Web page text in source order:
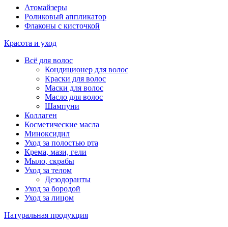
Атомайзеры
Роликовый аппликатор
Флаконы с кисточкой
Красота и уход
Всё для волос
Кондиционер для волос
Краски для волос
Маски для волос
Масло для волос
Шампуни
Коллаген
Косметические масла
Миноксидил
Уход за полостью рта
Крема, мази, гели
Мыло, скрабы
Уход за телом
Дезодоранты
Уход за бородой
Уход за лицом
Натуральная продукция